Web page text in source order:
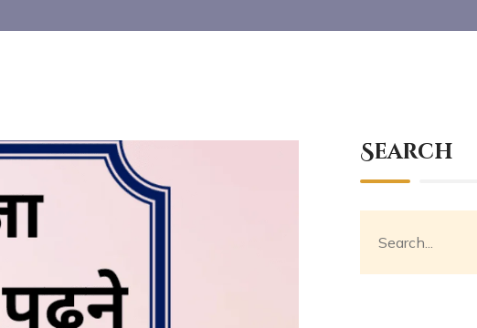
Search